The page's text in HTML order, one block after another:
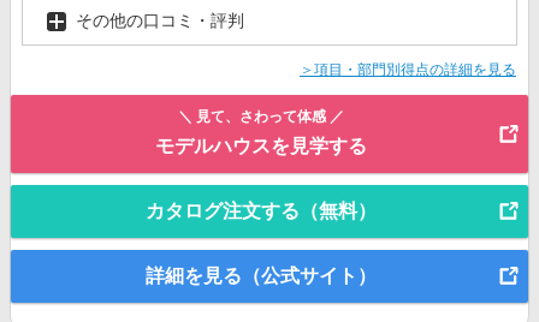
その他の口コミ・評判
＞項目・部門別得点の詳細を見る
＼ 見て、さわって体感 ／
モデルハウスを見学する
カタログ注文する（無料）
詳細を見る（公式サイト）